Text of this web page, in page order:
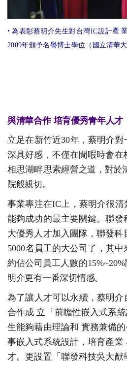
• 為表彰蔡明介先生對台灣IC設計產
2009年頒予名譽博士學位（國 立清華
與清華合作培育優秀青年人才
立足在新竹近30年，蔡明介對
深具好感，不僅在閒暇時會
相思湖畔思索經營之道，對於
院般親切 。
事業專注在IC上，蔡明介很清
能夠成功的最主要關鍵。聯
大優秀人才加入 團隊，聯發科
5000名員工的大公司了， 其中
約佔公司員工人數的15%~20%
明介更有一番深切情感。
為了讓人才可以永續，蔡明介
合作成 立「前瞻性嵌入式系
生能夠藉由理論和 實務兼備
事嵌入式系統設計，培育產業
才。更設置「聯發科技吳大猷